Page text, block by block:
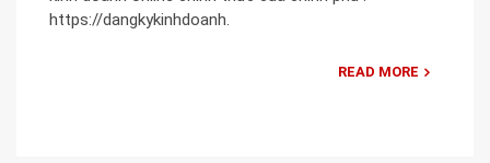
https://dangkykinhdoanh.
READ MORE